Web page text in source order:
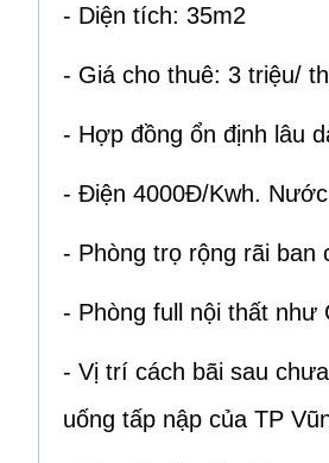
- Diện tích: 35m2
- Giá cho thuê: 3 triệu/
- Hợp đồng ổn định lâu
- Điện 4000Đ/Kwh.
- Phòng trọ rộng rãi ban
- Phòng full nội thất
- Vị trí cách bãi sau
uống tấp nập của TP